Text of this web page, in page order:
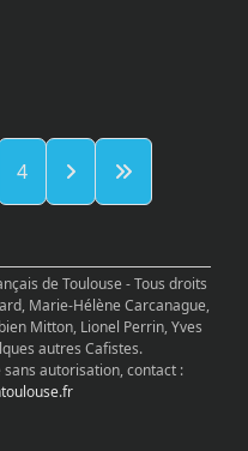
4
de Toulouse - Tous droits
Marie-Hélène Carcanague,
Mitton, Lionel Perrin, Yves
autres Cafistes.
autorisation, contact :